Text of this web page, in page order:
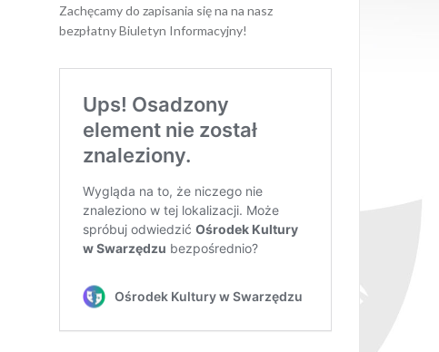
Zachęcamy do zapisania się na na nasz
bezpłatny Biuletyn Informacyjny!